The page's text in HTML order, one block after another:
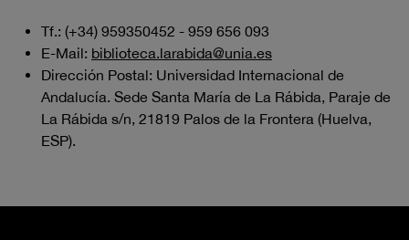
Tf.: (+34) 959350452 - 959 656 093
E-Mail: biblioteca.larabida@unia.es
Dirección Postal: Universidad Internacional de
Andalucía. Sede Santa María de La Rábida, Paraje de
La Rábida s/n, 21819 Palos de la Frontera (Huelva,
ESP).